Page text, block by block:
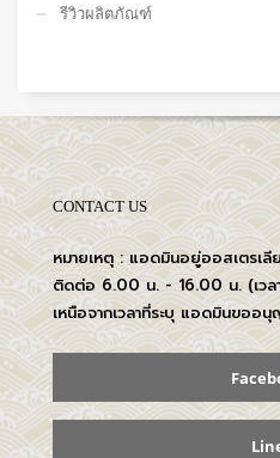
รีวิวผลิตภัณฑ์
CONTACT US
หมายเหตุ : แอดมินอยู่ออสเตรเลีย
ติดต่อ 6.00 น. - 16.00 น. (เวล
เหนือจากเวลาที่ระบุ แอดมินขออ